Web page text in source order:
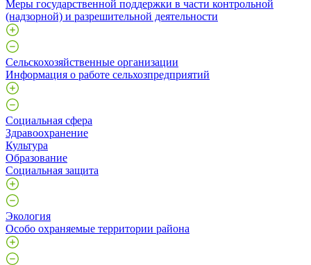
Меры государственной поддержки в части контрольной
(надзорной) и разрешительной деятельности
Сельскохозяйственные организации
Информация о работе сельхозпредприятий
Социальная сфера
Здравоохранение
Культура
Образование
Социальная защита
Экология
Особо охраняемые территории района